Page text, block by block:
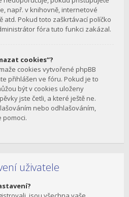
např. v knihovně, internetové
atd. Pokud toto zaškrtávací políčko
fóra tuto funkci zakázal.
cookies“?
cookies vytvořené phpBB
přihlášen ve fóru. Pokud je to
být v cookies uloženy
jste četli, a které ještě ne.
nebo odhlašováním,
pomoci.
uživatele